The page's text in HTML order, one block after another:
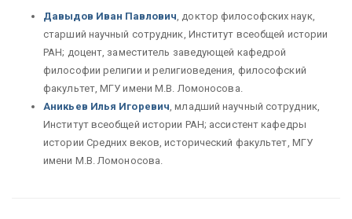
Давыдов Иван Павлович, доктор философских наук,
старший научный сотрудник, Институт всеобщей истории
РАН; доцент, заместитель заведующей кафедрой
философии религии и религиоведения, философский
факультет, МГУ имени М.В. Ломоносова.
Аникьев Илья Игоревич, младший научный сотрудник,
Институт всеобщей истории РАН; ассистент кафедры
истории Средних веков, исторический факультет, МГУ
имени М.В. Ломоносова.